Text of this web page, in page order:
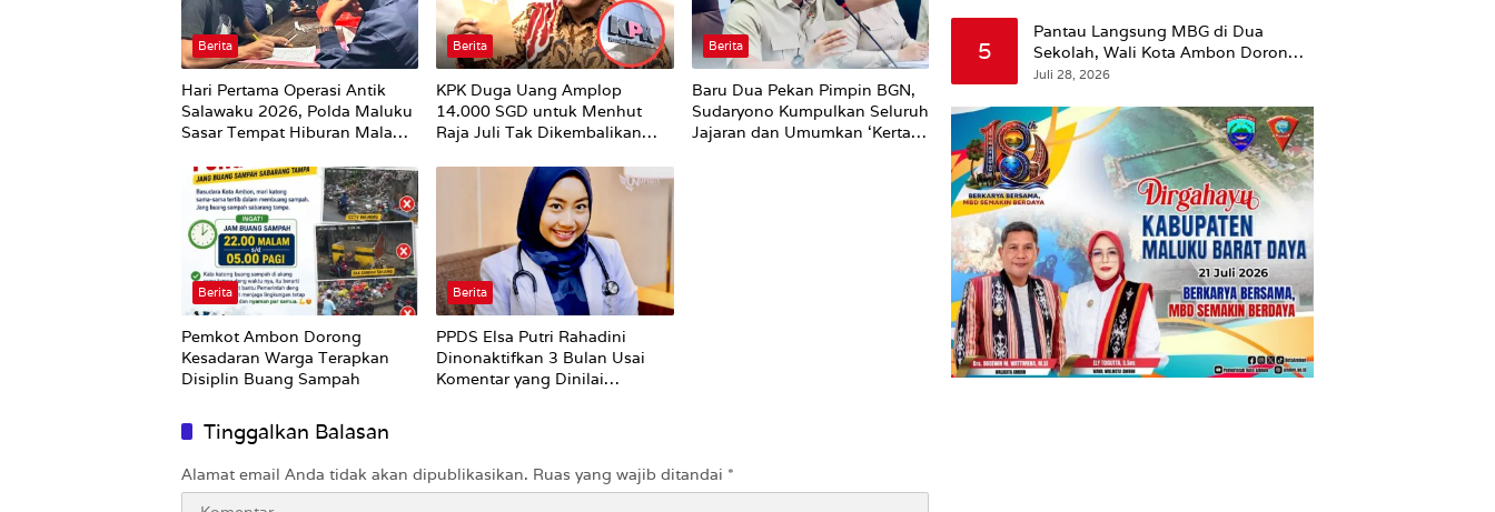
Berita
Hari Pertama Operasi Antik
Salawaku 2026, Polda Maluku
Sasar Tempat Hiburan Malam
Berita
KPK Duga Uang Amplop
14.000 SGD untuk Menhut
Raja Juli Tak Dikembalikan
Berita
Baru Dua Pekan Pimpin BGN,
Sudaryono Kumpulkan Seluruh
Jajaran dan Umumkan ‘Kertas
Berita
Pemkot Ambon Dorong
Kesadaran Warga Terapkan
Disiplin Buang Sampah
Berita
PPDS Elsa Putri Rahadini
Dinonaktifkan 3 Bulan Usai
Komentar yang Dinilai
Tinggalkan Balasan
Alamat email Anda tidak akan dipublikasikan. Ruas yang wajib ditandai *
5
Pantau Langsung MBG di Dua
Sekolah, Wali Kota Ambon Dorong
Pemerataan Hingga Wilayah
Juli 28, 2026